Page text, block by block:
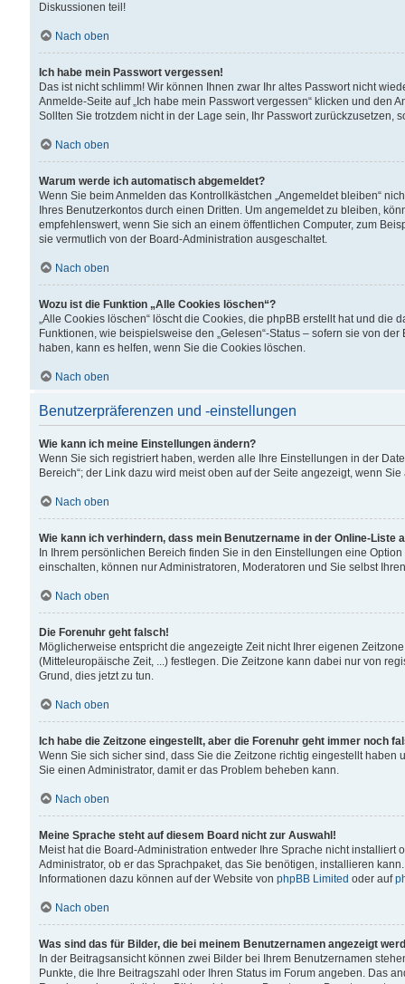
Diskussionen teil!
Nach oben
Ich habe mein Passwort vergessen!
Das ist nicht schlimm! Wir können Ihnen zwar Ihr altes Passwort nicht
Anmelde-Seite auf „Ich habe mein Passwort vergessen“ klicken und
Sollten Sie trotzdem nicht in der Lage sein, Ihr Passwort zurückzusetzen,
Nach oben
Warum werde ich automatisch abgemeldet?
Wenn Sie beim Anmelden das Kontrollkästchen „Angemeldet bleiben“
Ihres Benutzerkontos durch einen Dritten. Um angemeldet zu bleiben,
empfehlenswert, wenn Sie sich an einem öffentlichen Computer, zum
sie vermutlich von der Board-Administration ausgeschaltet.
Nach oben
Wozu ist die Funktion „Alle Cookies löschen“?
„Alle Cookies löschen“ löscht die Cookies, die phpBB erstellt hat und
Funktionen, wie beispielsweise den „Gelesen“-Status – sofern sie von
haben, kann es helfen, wenn Sie die Cookies löschen.
Nach oben
Benutzerpräferenzen und -einstellungen
Wie kann ich meine Einstellungen ändern?
Wenn Sie sich registriert haben, werden alle Ihre Einstellungen in der
Bereich“; der Link dazu wird meist oben auf der Seite angezeigt, wenn
Nach oben
Wie kann ich verhindern, dass mein Benutzername in der Online-Liste
In Ihrem persönlichen Bereich finden Sie in den Einstellungen eine
einschalten, können nur Administratoren, Moderatoren und Sie selbst
Nach oben
Die Forenuhr geht falsch!
Möglicherweise entspricht die angezeigte Zeit nicht Ihrer eigenen
(Mitteleuropäische Zeit, ...) festlegen. Die Zeitzone kann dabei nur von
Grund, dies jetzt zu tun.
Nach oben
Ich habe die Zeitzone eingestellt, aber die Forenuhr geht immer noch
Wenn Sie sich sicher sind, dass Sie die Zeitzone richtig eingestellt
Sie einen Administrator, damit er das Problem beheben kann.
Nach oben
Meine Sprache steht auf diesem Board nicht zur Auswahl!
Meist hat die Board-Administration entweder Ihre Sprache nicht
Administrator, ob er das Sprachpaket, das Sie benötigen, installieren
Informationen dazu können auf der Website von phpBB Limited oder auf
Nach oben
Was sind das für Bilder, die bei meinem Benutzernamen angezeigt
In der Beitragsansicht können zwei Bilder bei Ihrem Benutzernamen
Punkte, die Ihre Beitragszahl oder Ihren Status im Forum angeben. Das